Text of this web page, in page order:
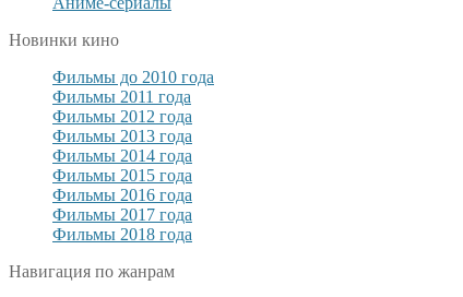
Новинки кино
Фильмы до 2010 года
Фильмы 2011 года
Фильмы 2012 года
Фильмы 2013 года
Фильмы 2014 года
Фильмы 2015 года
Фильмы 2016 года
Фильмы 2017 года
Фильмы 2018 года
Навигация по жанрам